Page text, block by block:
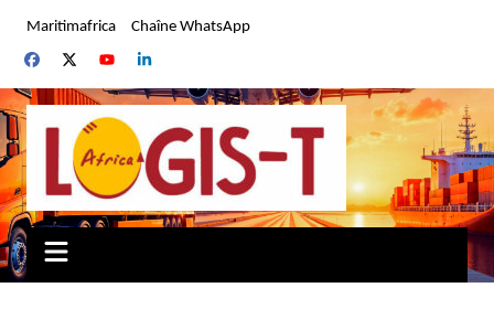
contenu
Maritimafrica Chaîne WhatsApp